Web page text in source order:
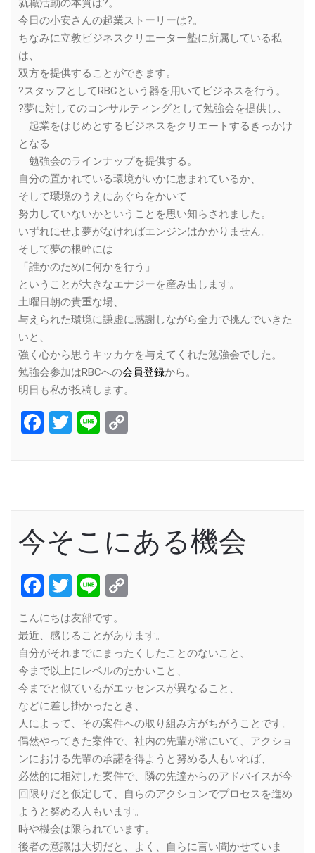
就職活動の本質は?。
今日の小安さんの起業ストーリーは?。
ちなみに立教ビジネスクリエーター塾に所属している私
は、
双方を提供することができます。
?スタッフとしてRBCという器を用いてビジネスを行う。
?夢に対してのコンサルティングとして勉強会を提供し、
起業をはじめとするビジネスをクリエートするきっかけ
となる
勉強会のラインナップを提供する。
自分の置かれている環境がいかに恵まれているか、
そして環境のうえにあぐらをかいて
努力していないかということを思い知らされました。
いずれにせよ夢がなければエンジンはかかりません。
そして夢の根幹には
「誰かのために何かを行う」
ということが大きなエナジーを産み出します。
土曜日朝の貴重な場、
与えられた環境に謙虚に感謝しながら全力で挑んでいきた
いと、
強く心から思うキッカケを与えてくれた勉強会でした。
勉強会参加はRBCへの会員登録から。
明日も私が投稿します。
Facebook
Twitter
Line
今そこにある機会
Facebook
Twitter
Line
こんにちは友部です。
最近、感じることがあります。
自分がそれまでにまったくしたことのないこと、
今まで以上にレベルのたかいこと、
今までと似ているがエッセンスが異なること、
などに差し掛かったとき、
人によって、その案件への取り組み方がちがうことです。
偶然やってきた案件で、社内の先輩が常にいて、アクショ
ンにおける先輩の承諾を得ようと努める人もいれば、
必然的に相対した案件で、隣の先達からのアドバイスが今
回限りだと仮定して、自らのアクションでプロセスを進め
ようと努める人もいます。
時や機会は限られています。
後者の意識は大切だと、よく、自らに言い聞かせていま